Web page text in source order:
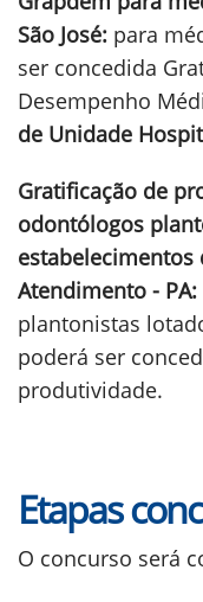
São José: para
ser concedida
Desempenho
de Unidade
Gratificação de
odontólogos
estabelecimentos
Atendimento - PA:
plantonistas
poderá ser
produtividade.
Etapas
O concurso será